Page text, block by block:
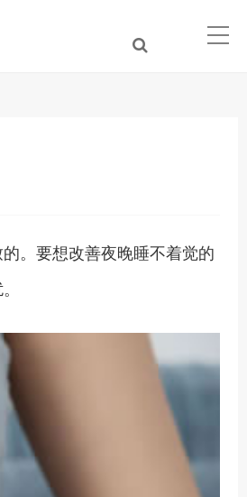
。要想改善夜晚睡不着觉的